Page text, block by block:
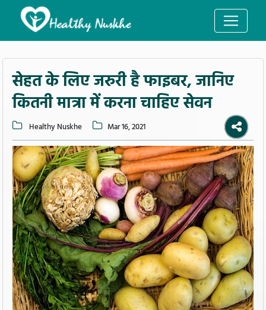
सेहत के लिए जरुरी है फाइबर, जानिए
कितनी मात्रा में करना चाहिए सेवन
Healthy Nuskhe Mar 16, 2021